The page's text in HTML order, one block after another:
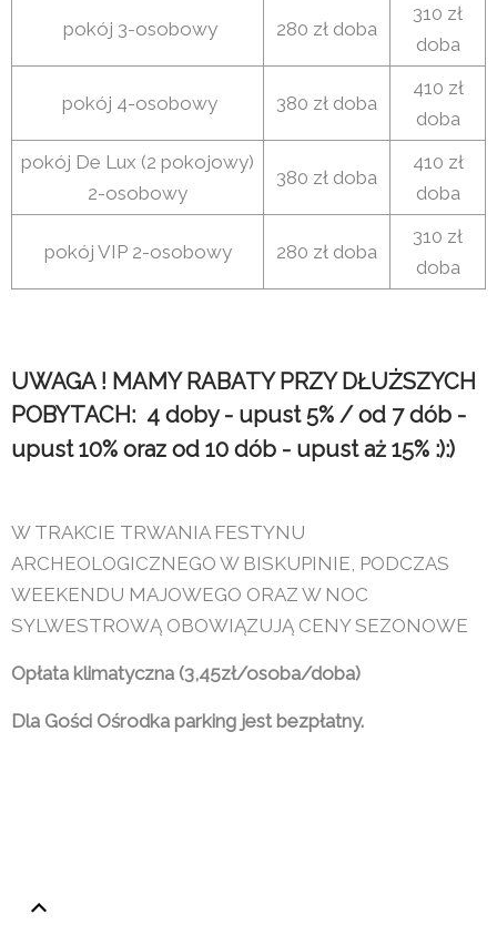
pokój 3-osobowy 280 zł doba
310 zł
doba
pokój 4-osobowy 380 zł doba
410 zł
doba
pokój De Lux (2 pokojowy)
2-osobowy
380 zł doba
410 zł
doba
pokój VIP 2-osobowy 280 zł doba
310 zł
doba
UWAGA ! MAMY RABATY PRZY DŁUŻSZYCH
POBYTACH: 4 doby - upust 5% / od 7 dób -
upust 10% oraz od 10 dób - upust aż 15% :):)
W TRAKCIE TRWANIA FESTYNU
ARCHEOLOGICZNEGO W BISKUPINIE, PODCZAS
WEEKENDU MAJOWEGO ORAZ W NOC
SYLWESTROWĄ OBOWIĄZUJĄ CENY SEZONOWE
Opłata klimatyczna (3,45zł/osoba/doba)
Dla Gości Ośrodka parking jest bezpłatny.